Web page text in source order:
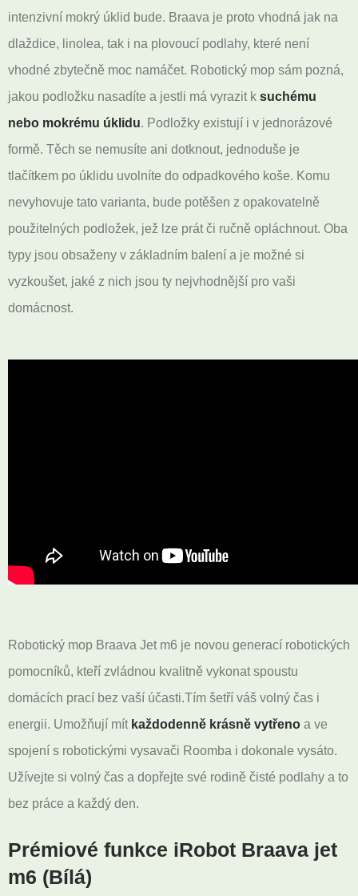
intenzivní mokrý úklid bude. Braava je proto vhodná jak na
dlaždice, linolea, tak i na plovoucí podlahy, které není
vhodné zbytečně moc namáčet. Robotický mop sám pozná,
jakou podložku nasadíte a jestli má vyrazit k suchému
nebo mokrému úklidu. Podložky existují i v jednorázové
formě. Těch se nemusíte ani dotknout, jednoduše je
tlačítkem po úklidu uvolníte do odpadkového koše. Komu
nevyhovuje tato varianta, bude potěšen z opakovatelně
použitelných podložek, jež lze prát či ručně opláchnout. Oba
typy jsou obsaženy v základním balení a je možné si
vyzkoušet, jaké z nich jsou ty nejvhodnější pro vaši
domácnost.
Robotický mop Braava Jet m6 je novou generací robotických
pomocníků, kteří zvládnou kvalitně vykonat spoustu
domácích prací bez vaší účasti.Tím šetří váš volný čas i
energii. Umožňují mít každodenně krásně vytřeno a ve
spojení s robotickými vysavači Roomba i dokonale vysáto.
Užívejte si volný čas a dopřejte své rodině čisté podlahy a to
bez práce a každý den.
Prémiové funkce iRobot Braava jet
m6 (Bílá)